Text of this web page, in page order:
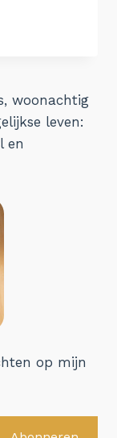
woonachtig
leven:
en
op mijn